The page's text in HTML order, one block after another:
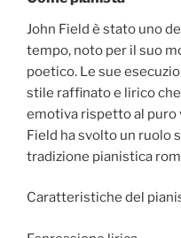
John Field è stato uno
tempo, noto per il suo
poetico. Le sue
stile raffinato e lirico
emotiva rispetto al puro
Field ha svolto un ruolo
tradizione pianistica
Caratteristiche del